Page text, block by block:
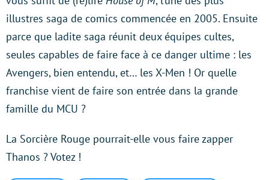
illustres saga de comics commencée en 2005. Ensuite
parce que ladite saga réunit deux équipes cultes,
seules capables de faire face à ce danger ultime : les
Avengers, bien entendu, et… les X-Men ! Or quelle
franchise vient de faire son entrée dans la grande
famille du MCU ?
La Sorcière Rouge pourrait-elle vous faire zapper
Thanos ? Votez !